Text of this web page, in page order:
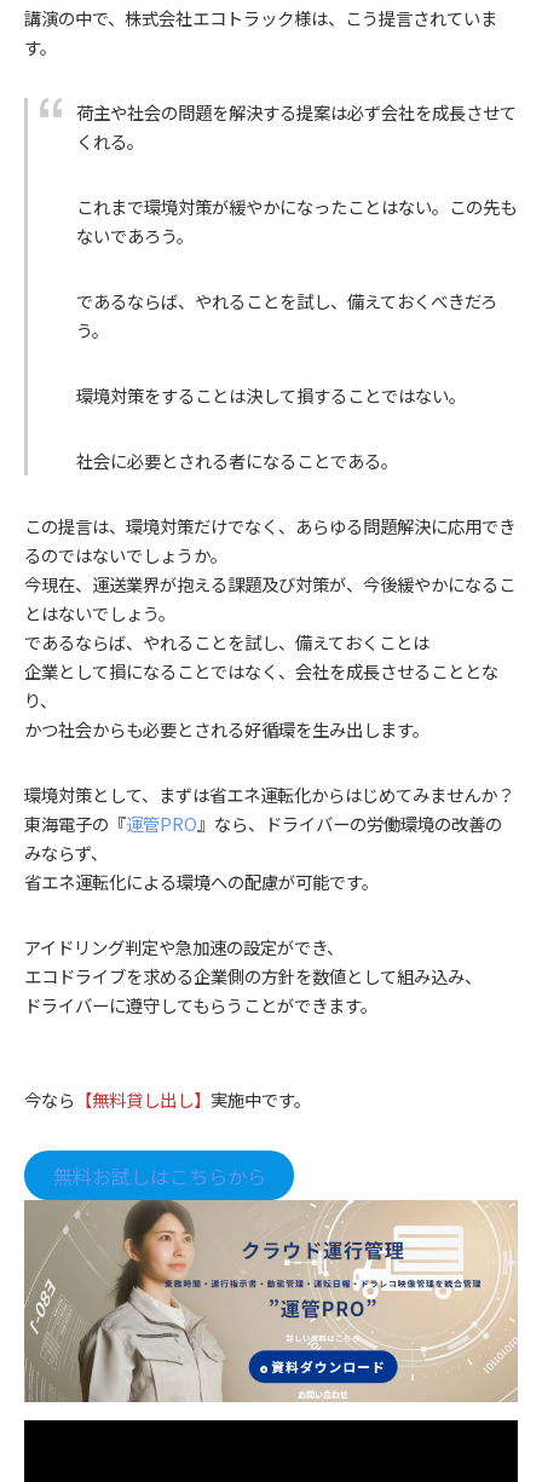
講演の中で、株式会社エコトラック様は、こう提言されていま
す。
荷主や社会の問題を解決する提案は必ず会社を成長させて
くれる。
これまで環境対策が緩やかになったことはない。この先も
ないであろう。
であるならば、やれることを試し、備えておくべきだろ
う。
環境対策をすることは決して損することではない。
社会に必要とされる者になることである。
この提言は、環境対策だけでなく、あらゆる問題解決に応用でき
るのではないでしょうか。
今現在、運送業界が抱える課題及び対策が、今後緩やかになるこ
とはないでしょう。
であるならば、やれることを試し、備えておくことは
企業として損になることではなく、会社を成長させることとな
り、
かつ社会からも必要とされる好循環を生み出します。
環境対策として、まずは省エネ運転化からはじめてみませんか？
東海電子の『運管PRO』なら、ドライバーの労働環境の改善の
みならず、
省エネ運転化による環境への配慮が可能です。
アイドリング判定や急加速の設定ができ、
エコドライブを求める企業側の方針を数値として組み込み、
ドライバーに遵守してもらうことができます。
今なら 【無料貸し出し】 実施中です。
無料お試しはこちらから